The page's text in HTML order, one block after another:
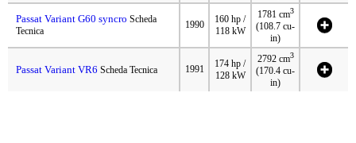
Passat Variant G60 syncro Scheda
Tecnica
1990
160 hp /
118 kW
1781 cm3
(108.7 cu-
in)
Passat Variant VR6 Scheda Tecnica 1991
174 hp /
128 kW
2792 cm3
(170.4 cu-
in)